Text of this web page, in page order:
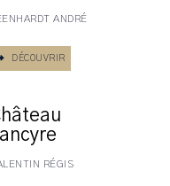
ANDRÉ
DÉCOUVRIR
RÉGIS